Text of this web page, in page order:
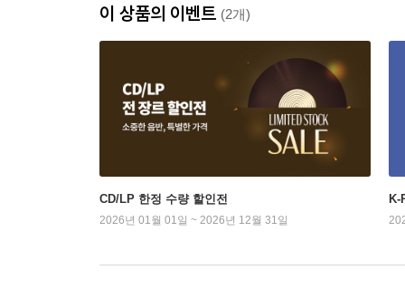
이 상품의 이벤트 (2개)
CD/LP 한정 수량 할인전
2026년 01월 01일 ~ 2026년 12월 31일
K-